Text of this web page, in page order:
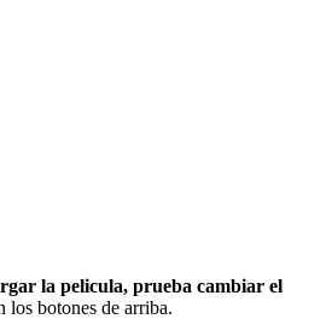
la pelicula, prueba cambiar el
los botones de arriba.